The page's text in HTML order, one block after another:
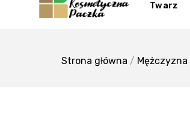
Twarz
Strona główna / Mężczyzna